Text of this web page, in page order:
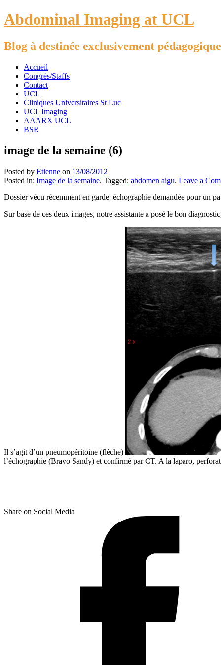
Abdominal Imaging at UCL
Blog à destinée exclusivement pédagogique
Accueil
Congrès/Staffs
Contact
UCL
Cliniques Universitaires St Luc
UCL Imaging
AAARX UCL
BSR
image de la semaine (6)
Posted by Etienne on 13/08/2012
Posted in: Image de la semaine. Tagged: abdomen aigu. Leave a
Dossier vécu récemment en garde: échographie demandée pour un
Sur base de ces deux images, notre assistante a posé le bon
Il s’agit d’un pneumopéritoine (flèche)
l’échographie (Bravo Sandy) et confirmé par CT. A la laparo,
Share on Social Media